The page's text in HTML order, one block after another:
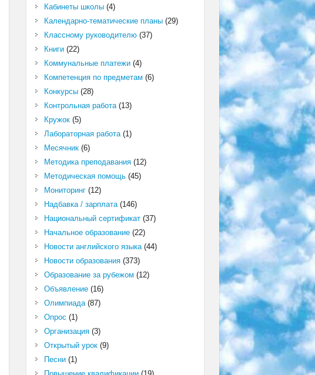
Кабинеты школы(4)
Календарно-тематические планы(29)
Классному руководителю(37)
Книги(22)
Коммунальные платежи(4)
Компетенция по предметам (6)
Конкурсы(28)
Контрольная работа(13)
Кружок(5)
Лабораторная работа(1)
Месячник(6)
Методика преподавания(12)
Методическая помощь(45)
Мониторинг(12)
Надбавка / зарплата(146)
Национальный сертификат(37)
Начальное образование(22)
Новости английского языка(44)
Новости образования(373)
Образование за рубежом (12)
Объявление(16)
Олимпиада(87)
Опрос (1)
Организация(3)
Открытый урок(9)
Песни(1)